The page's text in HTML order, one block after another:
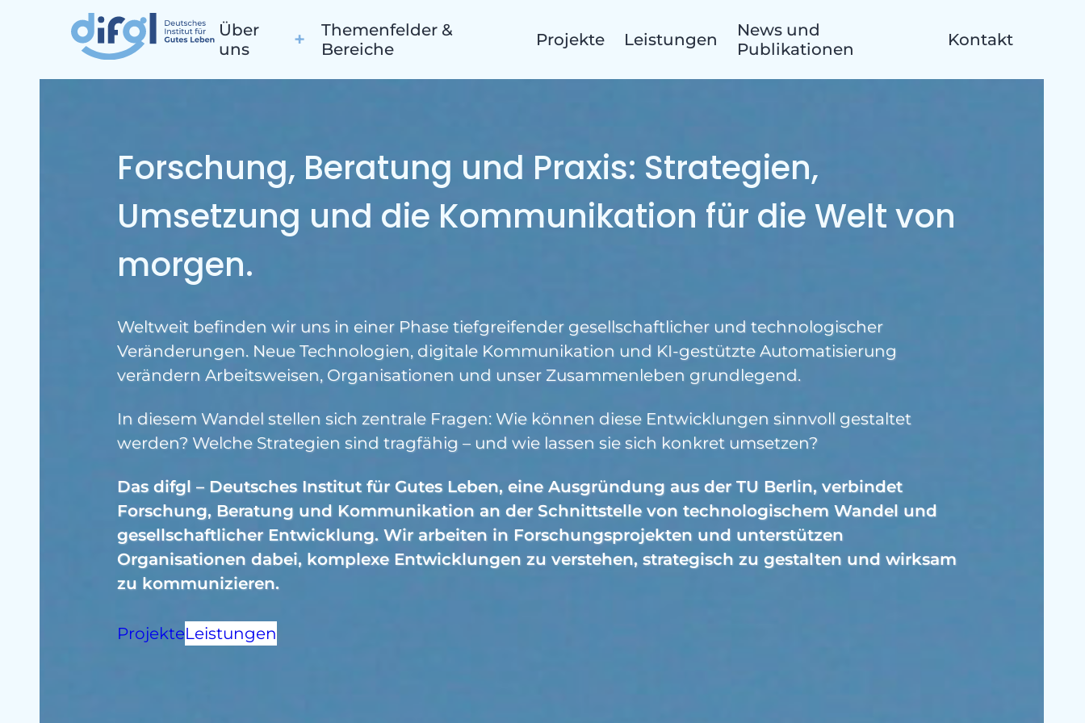
Über
uns
Themenfelder &
Bereiche
Projekte Leistungen
News und
Publikationen
Kontakt
Projekte
Forschung, Beratung und Praxis: Strategien,
Umsetzung und die Kommunikation für die Welt von
morgen.
Weltweit befinden wir uns in einer Phase tiefgreifender gesellschaftlicher und technologischer
Veränderungen. Neue Technologien, digitale Kommunikation und KI-gestützte Automatisierung
verändern Arbeitsweisen, Organisationen und unser Zusammenleben grundlegend.
In diesem Wandel stellen sich zentrale Fragen: Wie können diese Entwicklungen sinnvoll gestaltet
werden? Welche Strategien sind tragfähig – und wie lassen sie sich konkret umsetzen?
Das difgl – Deutsches Institut für Gutes Leben, eine Ausgründung aus der TU Berlin, verbindet
Forschung, Beratung und Kommunikation an der Schnittstelle von technologischem Wandel und
gesellschaftlicher Entwicklung. Wir arbeiten in Forschungsprojekten und unterstützen
Organisationen dabei, komplexe Entwicklungen zu verstehen, strategisch zu gestalten und wirksam
zu kommunizieren.
ProjekteLeistungen